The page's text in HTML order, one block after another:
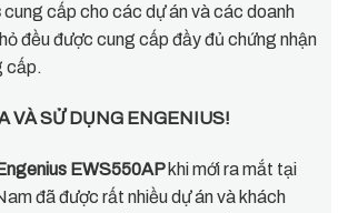
cung cấp cho các dự án và các doanh
đều được cung cấp đầy đủ chứng nhận
cấp.
VÀ SỬ DỤNG ENGENIUS!
EWS550AP khi mới ra mắt tại
đã được rất nhiều dự án và khách